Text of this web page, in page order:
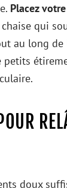
Placez
qui
au long de
petits
doux